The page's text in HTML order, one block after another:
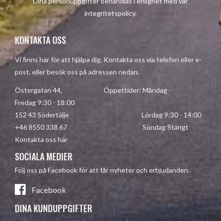
integritetspolicy.
KONTAKTA OSS
Vi finns här för att hjälpa dig. Kontakta oss via telefon eller e-
post, eller besök oss på adressen nedan.
Östergatan 44, Öppettider: Måndag -
Fredag 9:30 - 18:00
152 43 Södertälje Lördag 9:30 - 14:00
+46 8550 338 67 Söndag Stängt
Kontakta oss här
SOCIALA MEDIER
Följ oss på Facebook för att får nyheter och erbjudanden.
Facebook
DINA KUNDUPPGIFTER